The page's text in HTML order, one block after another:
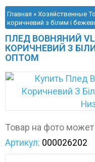
Главная »Хозяйственные
коричневий з білим і
ПЛЕД ВОВНЯНИЙ
КОРИЧНЕВИЙ З
ОПТОМ
Товар на фото может
Артикул: 000026202